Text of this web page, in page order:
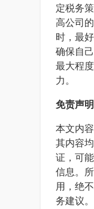
定税务
高公司
时，最
确保自
最大程
力。
免责声明
本文内
其内容
证，可
信息。
用，绝
务建议